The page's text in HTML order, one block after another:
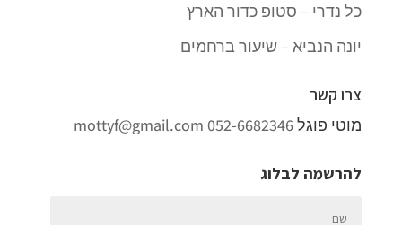
כל נדרי – סטופ כדור הארץ
יונה הנביא – שיעור ברחמים
צרו קשר
מוטי פוגל052-6682346
mottyf@gmail.com
להרשמה לבלוג